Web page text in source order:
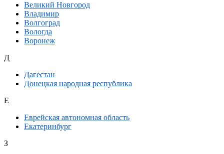
Великий Новгород
Владимир
Волгоград
Вологда
Воронеж
Д
Дагестан
Донецкая народная республика
Е
Еврейская автономная область
Екатеринбург
З